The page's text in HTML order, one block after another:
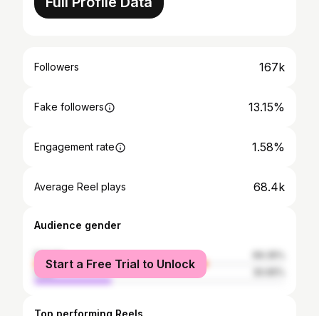
Followers 167k
Fake followers 13.15%
Engagement rate 1.58%
Average Reel plays 68.4k
Audience gender
female
male
Start a Free Trial to Unlock
Top performing Reels